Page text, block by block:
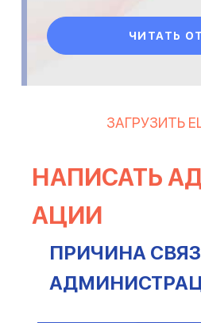
ЧИТАТЬ
ЗАГРУЗИТЬ
НАПИСАТЬ
АЦИИ
ПРИЧИНА